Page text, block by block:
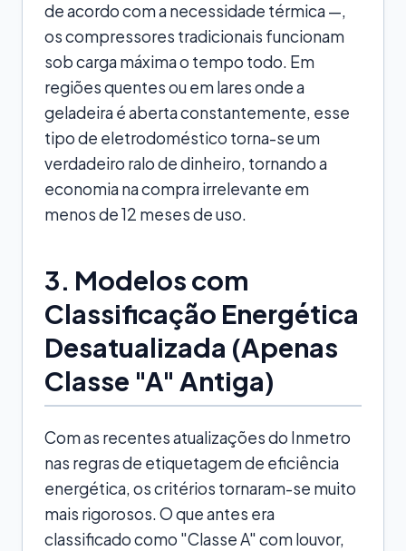
de acordo com a necessidade térmica —,
os compressores tradicionais funcionam
sob carga máxima o tempo todo. Em
regiões quentes ou em lares onde a
geladeira é aberta constantemente, esse
tipo de eletrodoméstico torna-se um
verdadeiro ralo de dinheiro, tornando a
economia na compra irrelevante em
menos de 12 meses de uso.
3. Modelos com
Classificação Energética
Desatualizada (Apenas
Classe "A" Antiga)
Com as recentes atualizações do Inmetro
nas regras de etiquetagem de eficiência
energética, os critérios tornaram-se muito
mais rigorosos. O que antes era
classificado como "Classe A" com louvor,